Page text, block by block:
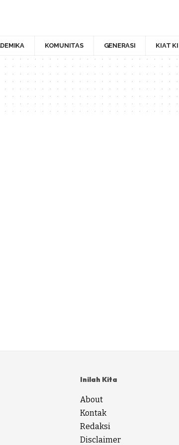
KOMUNITAS GENERASI KIAT
Inilah Kita
About
Kontak
Redaksi
Disclaimer